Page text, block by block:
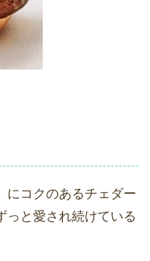
にコクのあるチェダー
っと愛され続けている